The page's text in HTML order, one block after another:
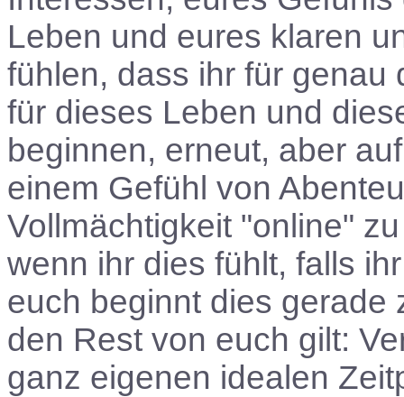
Leben und eures klaren
fühlen, dass ihr für genau
für dieses Leben und
beginnen, erneut, aber
einem Gefühl von
Vollmächtigkeit "online"
wenn ihr dies fühlt, falls
euch beginnt dies gerade
den Rest von euch gilt:
ganz eigenen idealen